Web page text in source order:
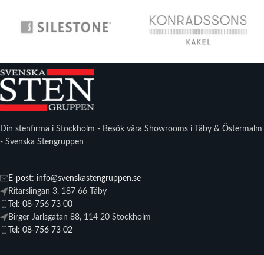
Din stenfirma i Stockholm - Besök våra Showrooms i Täby & Östermalm
- Svenska Stengruppen
E-post: info@svenskastengruppen.se
Ritarslingan 3, 187 66 Täby
Tel: 08-756 73 00
Birger Jarlsgatan 88, 114 20 Stockholm
Tel: 08-756 73 02